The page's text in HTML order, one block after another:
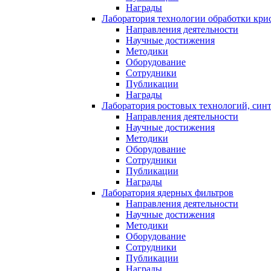
Награды
Лаборатория технологии обработки
Направления деятельности
Научные достижения
Методики
Оборудование
Сотрудники
Публикации
Награды
Лаборатория ростовых технологий,
Направления деятельности
Научные достижения
Методики
Оборудование
Сотрудники
Публикации
Награды
Лаборатория ядерных фильтров
Направления деятельности
Научные достижения
Методики
Оборудование
Сотрудники
Публикации
Награды